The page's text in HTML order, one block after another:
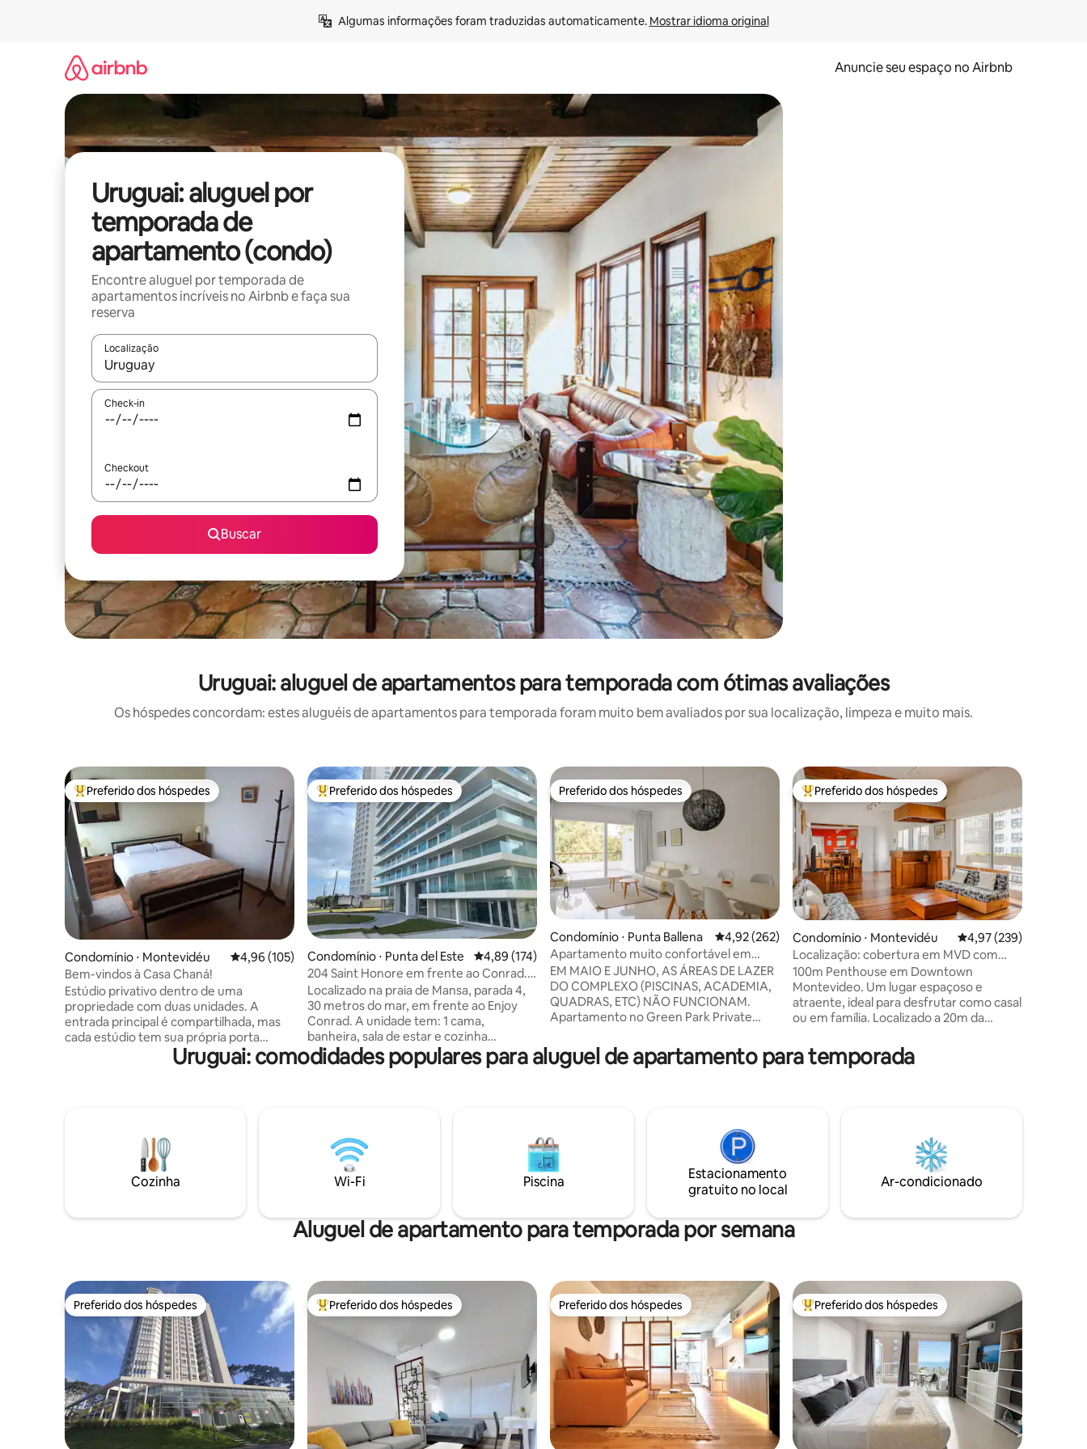
Algumas informações foram traduzidas automaticamente. Mostrar idioma original
Anuncie seu espaço no Airbnb
Uruguai: aluguel por
temporada de
apartamento (condo)
Encontre aluguel por temporada de
apartamentos incríveis no Airbnb e faça sua
reserva
Localização
Quando os resultados estiverem disponíveis, explore-os usando as seta para cima e para baixo do teclado ou tocando e deslizando o dedo na tela.
Check-in
Checkout
Buscar
Uruguai: aluguel de apartamentos para temporada com ótimas avaliações
Os hóspedes concordam: estes aluguéis de apartamentos para temporada foram muito bem avaliados por sua localização, limpeza e muito mais.
Entre os melhores preferidos dos hóspedes
Preferido dos hóspedes
Condomínio ⋅ Montevidéu 4,96 de uma avaliação média de 5, 105 avaliações
4,96 (105)
Bem-vindos à Casa Chaná!
Estúdio privativo dentro de uma
propriedade com duas unidades. A
entrada principal é compartilhada, mas
cada estúdio tem sua própria porta
independente, banheiro privativo e
torradeira e sanduicheira Cama king size
Dois conjuntos de toalhas Câmera de
segurança na entrada principal (área
comum), voltada apenas para a entrada.
Entre os melhores preferidos dos hóspedes
Preferido dos hóspedes
Condomínio ⋅ Punta del Este 4,89 de uma avaliação média de 5, 174 avaliações
4,89 (174)
204 Saint Honore em frente ao Conrad.
Com serviço de praia
Localizado na praia de Mansa, parada 4,
30 metros do mar, em frente ao Enjoy
Conrad. A unidade tem: 1 cama,
banheira, sala de estar e cozinha
integradas, em um conceito aberto e
saída para o terraço com vista para o
sauna, 2 churrasqueiras, piscina, sala de
jogos. Serviço de praia: 13 de dezembro a
15 de março, de segunda a domingo, das
8h30 ao pôr do sol.
Preferido dos hóspedes
Preferido dos hóspedes
Condomínio ⋅ Punta Ballena 4,92 de uma avaliação média de 5, 262 avaliações
4,92 (262)
Apartamento muito confortável em
Green Park
EM MAIO E JUNHO, AS ÁREAS DE LAZER
DO COMPLEXO (PISCINAS, ACADEMIA,
QUADRAS, ETC) NÃO FUNCIONAM.
Apartamento no Green Park Private
(Torre L). Rodeado de vegetação e a
poucos minutos da praia. Ideal para férias
todas as idades. O acesso à Lagoa de
Cristal não está incluído, caso queira ir,
você pode comprar um passe lá mesmo.
Entre os melhores preferidos dos hóspedes
Preferido dos hóspedes
Condomínio ⋅ Montevidéu 4,97 de uma avaliação
4,97 (239)
Localização: cobertura em MVD com
garagem e traslado gratuito*
100m Penthouse em Downtown
Montevideo. Um lugar espaçoso e
atraente, ideal para desfrutar como casal
ou em família. Localizado a 20m da
distância" de inúmeras atrações
turísticas (Ex: Ciudad Vieja, Plaza
Oferece um grande terraço com
churrasqueira e tem uma garagem para
estacionar um veículo (altura máxima de
Uruguai: comodidades populares para aluguel de apartamento para temporada
Cozinha Wi-Fi Piscina
Estacionamento
gratuito no local
Ar-condicionado
Aluguel de apartamento para temporada por semana
Preferido dos hóspedes
Preferido dos hóspedes Entre os melhores preferidos dos hóspedes
Preferido dos hóspedes Preferido dos hóspedes
Preferido dos hóspedes Entre os melhores preferidos dos hóspedes
Preferido dos hóspedes